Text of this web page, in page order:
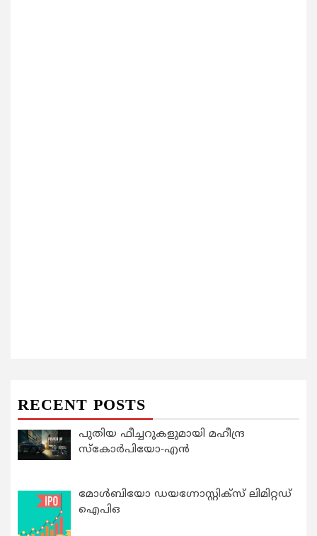
RECENT POSTS
പുതിയ ഫീച്ചറുകളുമായി മഹീന്ദ്ര
സ്കോർപിയോ-എൻ
മോൾബിയോ ഡയഗ്നോസ്റ്റിക്സ് ലിമിറ്റഡ്
ഐപിഒ